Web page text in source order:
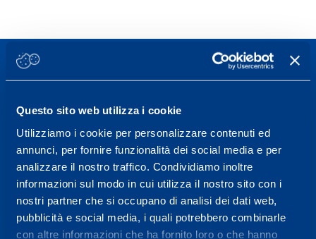
Questo sito web utilizza i cookie
Utilizziamo i cookie per personalizzare contenuti ed
annunci, per fornire funzionalità dei social media e per
analizzare il nostro traffico. Condividiamo inoltre
informazioni sul modo in cui utilizza il nostro sito con i
nostri partner che si occupano di analisi dei dati web,
pubblicità e social media, i quali potrebbero combinarle
con altre informazioni che ha fornito loro o che hanno
21057 Olgiate Olona (Varese) Italia.
Per prenotare una visita o avere ulteriori
informazioni: telefonare allo +39 0331 575757 da
lunedì a venerdì 9.30-12.30 e 14.30-17.30.